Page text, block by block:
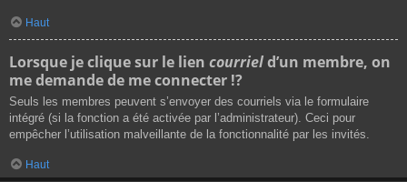
Haut
Lorsque je clique sur le lien courrield’un membre, on
me demande de me connecter !?
Seuls les membres peuvent s’envoyer des courriels via le formulaire
intégré (si la fonction a été activée par l’administrateur). Ceci pour
empêcher l’utilisation malveillante de la fonctionnalité par les invités.
Haut